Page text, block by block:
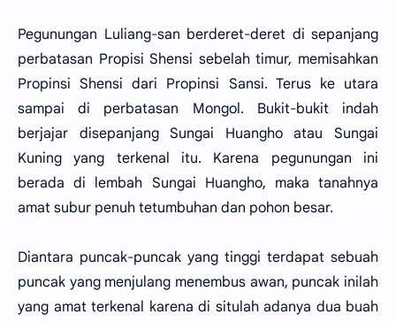
Pegunungan Luliang-san berderet-deret di sepanjang
perbatasan Propisi Shensi sebelah timur, memisahkan
Propinsi Shensi dari Propinsi Sansi. Terus ke utara
sampai di perbatasan Mongol. Bukit-bukit indah
berjajar disepanjang Sungai Huangho atau Sungai
Kuning yang terkenal itu. Karena pegunungan ini
berada di lembah Sungai Huangho, maka tanahnya
amat subur penuh tetumbuhan dan pohon besar.
Diantara puncak-puncak yang tinggi terdapat sebuah
puncak yang menjulang menembus awan, puncak inilah
yang amat terkenal karena di situlah adanya dua buah